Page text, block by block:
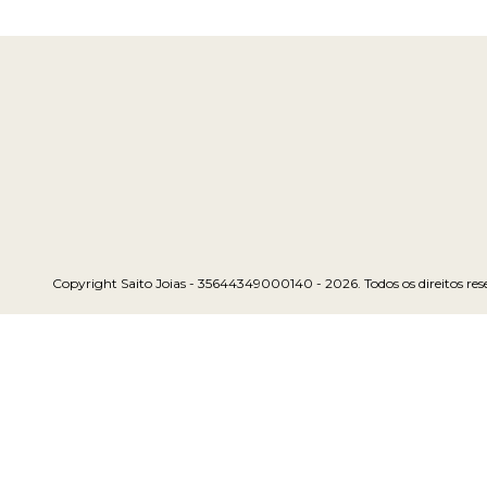
Copyright Saito Joias - 35644349000140 - 2026. Todos os direitos